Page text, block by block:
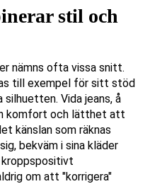
stil och
nämns ofta vissa snitt.
till exempel för sitt stöd
Vida jeans, å
komfort och lätthet att
känslan som räknas
bekväm i sina kläder
om att "korrigera"